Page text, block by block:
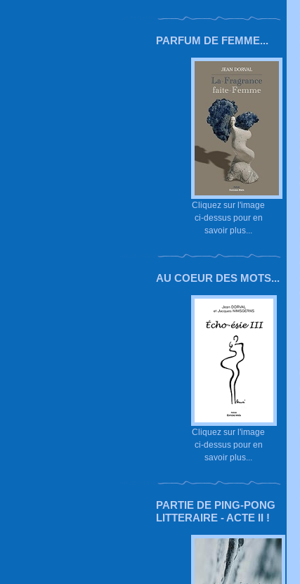
PARFUM DE FEMME...
Cliquez sur l'image
ci-dessus pour en
savoir plus...
AU COEUR DES MOTS...
Cliquez sur l'image
ci-dessus pour en
savoir plus...
PARTIE DE PING-PONG
LITTERAIRE - ACTE II !